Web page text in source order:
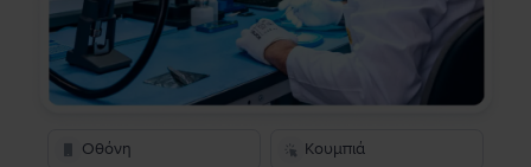
Οθόνη Κουμπιά